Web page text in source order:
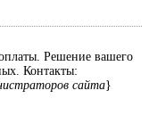
Решение вашего
Контакты:
сайта}